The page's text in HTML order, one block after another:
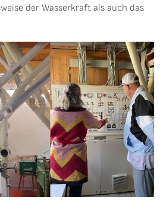
der Wasserkraft als auch das